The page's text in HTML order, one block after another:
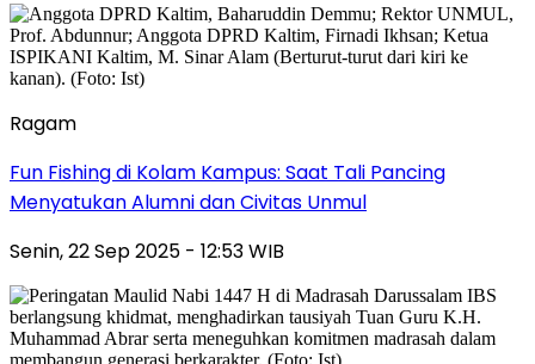
Ragam
Fun Fishing di Kolam Kampus: Saat Tali Pancing
Menyatukan Alumni dan Civitas Unmul
Senin, 22 Sep 2025 - 12:53 WIB